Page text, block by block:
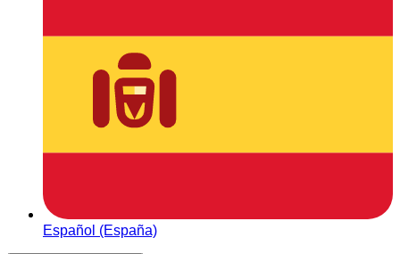
Español (España)